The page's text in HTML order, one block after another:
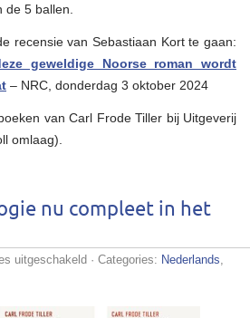
5 ballen.
recensie van Sebastiaan Kort te gaan:
geweldige Noorse roman wordt
– NRC, donderdag 3 oktober 2024
van Carl Frode Tiller bij Uitgeverij
omlaag).
nu compleet in het
uitgeschakeldvoor
· Categories: Nederlands,